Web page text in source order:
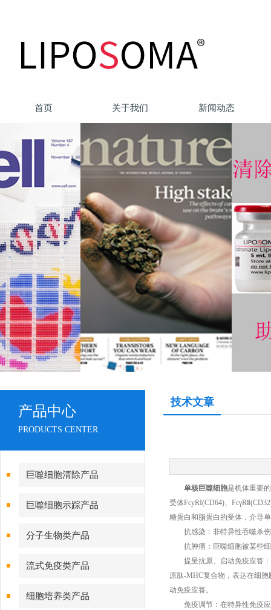
首页 关于我们 新闻动态
产品中心
PRODUCTS CENTER
巨噬细胞清除产品
巨噬细胞示踪产品
分子生物类产品
流式免疫类产品
细胞培养类产品
技术文章
单核巨噬细胞是机体重要
受体FcyRI(CD64)、
糖蛋白和脂蛋白的受体，介导
抗感染：非特异性吞噬杀伤
抗肿瘤：巨噬细胞被某些细
提呈抗原、启动免疫应答：
原肽-MHC复合物，表达在细
动免疫应答。
免疫调节：在特异性免疫应